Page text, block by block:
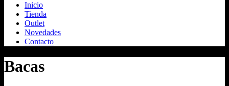
Inicio
Tienda
Outlet
Novedades
Contacto
Bacas